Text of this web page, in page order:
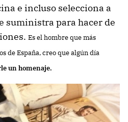
e incluso selecciona a
suministra para hacer de
Es el hombre que más
de España, creo que algún día
un homenaje.